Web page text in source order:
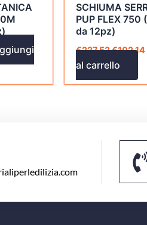
SCHIUMA
PUP FLEX
da 12pz)
€227,52€102,14
al carrello